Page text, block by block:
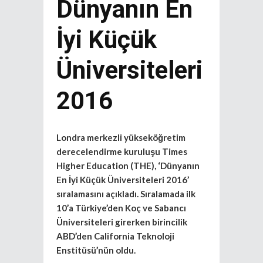
Dünyanın En
İyi Küçük
Üniversiteleri
2016
Londra merkezli yükseköğretim
derecelendirme kuruluşu Times
Higher Education (THE), ‘Dünyanın
En İyi Küçük Üniversiteleri 2016’
sıralamasını açıkladı. Sıralamada ilk
10’a Türkiye’den Koç ve Sabancı
Üniversiteleri girerken birincilik
ABD’den California Teknoloji
Enstitüsü’nün oldu.